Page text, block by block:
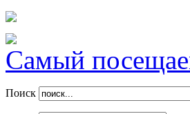
Самый
Поиск